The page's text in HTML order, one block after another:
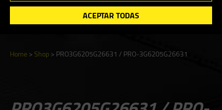
ACEPTAR TODAS
Search
Home>Shop>PRO3G6205G26631 / PRO-3G6205G26631